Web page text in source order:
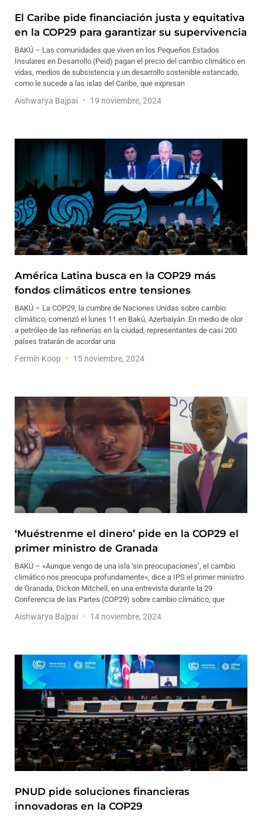
El Caribe pide financiación justa y equitativa
en la COP29 para garantizar su supervivencia
BAKÚ – Las comunidades que viven en los Pequeños Estados
Insulares en Desarrollo (Peid) pagan el precio del cambio climático en
vidas, medios de subsistencia y un desarrollo sostenible estancado,
como le sucede a las islas del Caribe, que expresan
Aishwarya Bajpai 19 noviembre, 2024
América Latina busca en la COP29 más
fondos climáticos entre tensiones
BAKÚ – La COP29, la cumbre de Naciones Unidas sobre cambio
climático, comenzó el lunes 11 en Bakú, Azerbaiyán. En medio de olor
a petróleo de las refinerías en la ciudad, representantes de casi 200
países tratarán de acordar una
Fermín Koop 15 noviembre, 2024
‘Muéstrenme el dinero’ pide en la COP29 el
primer ministro de Granada
BAKÚ – «Aunque vengo de una isla ‘sin preocupaciones’, el cambio
climático nos preocupa profundamente», dice a IPS el primer ministro
de Granada, Dickon Mitchell, en una entrevista durante la 29
Conferencia de las Partes (COP29) sobre cambio climático, que
Aishwarya Bajpai 14 noviembre, 2024
PNUD pide soluciones financieras
innovadoras en la COP29